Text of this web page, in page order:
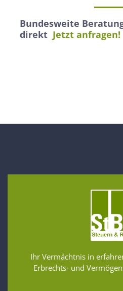
Bundesweite
direkt Jetzt anfragen!
Ihr Vermächtnis in
Erbrechts- und